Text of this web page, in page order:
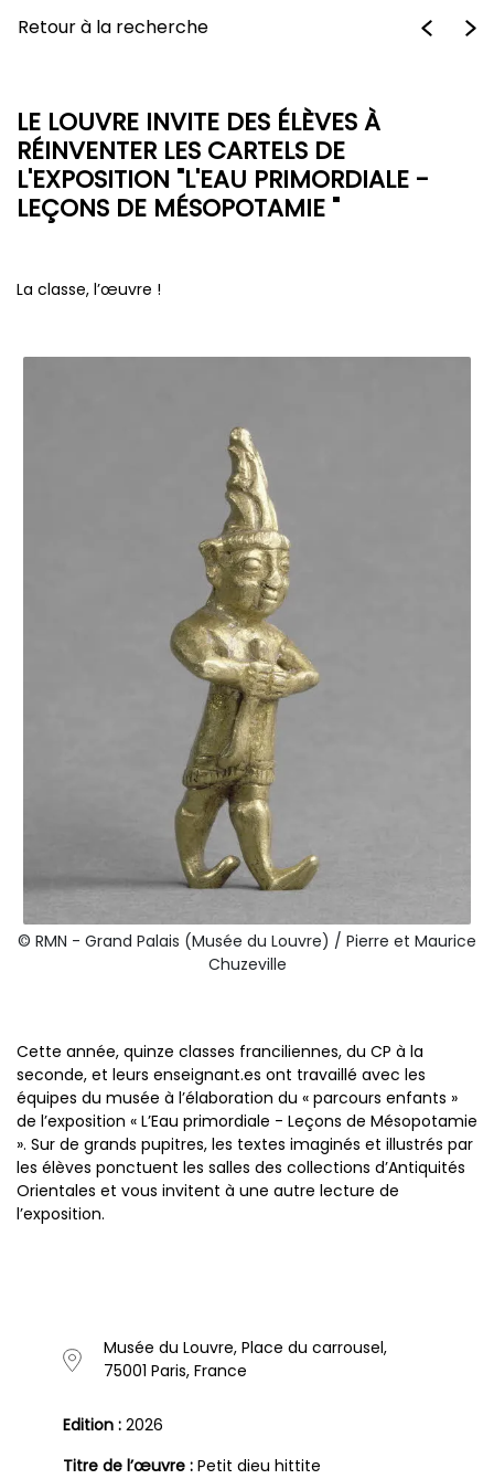
Retour à la recherche
LE LOUVRE INVITE DES ÉLÈVES À
RÉINVENTER LES CARTELS DE
L'EXPOSITION "L'EAU PRIMORDIALE -
LEÇONS DE MÉSOPOTAMIE "
La classe, l’œuvre !
© RMN - Grand Palais (Musée du Louvre) / Pierre et Maurice
Chuzeville
Cette année, quinze classes franciliennes, du CP à la
seconde, et leurs enseignant.es ont travaillé avec les
équipes du musée à l’élaboration du « parcours enfants »
de l’exposition « L’Eau primordiale - Leçons de Mésopotamie
». Sur de grands pupitres, les textes imaginés et illustrés par
les élèves ponctuent les salles des collections d’Antiquités
Orientales et vous invitent à une autre lecture de
l’exposition.
Musée du Louvre, Place du carrousel,
75001 Paris, France
Edition : 2026
Titre de l’œuvre : Petit dieu hittite